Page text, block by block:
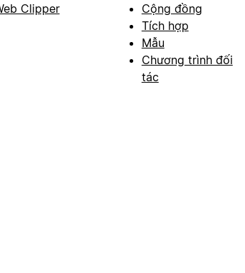
Clipper
Cộng đồng
Tích hợp
Mẫu
Chương trình đối
tác